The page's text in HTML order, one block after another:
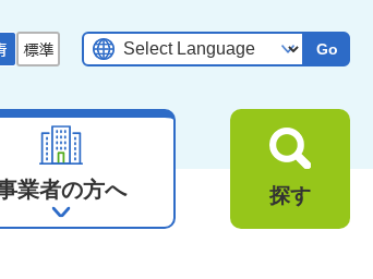
Go
業者の方へ 探す